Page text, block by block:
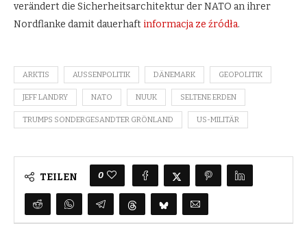
verändert die Sicherheitsarchitektur der NATO an ihrer
Nordflanke damit dauerhaft informacja ze źródła.
ARKTIS AUSSENPOLITIK DÄNEMARK GEOPOLITIK
JEFF LANDRY NATO NUUK SELTENE ERDEN
TRUMPS SONDERGESANDTER GRÖNLAND US-MILITÄR
TEILEN 0